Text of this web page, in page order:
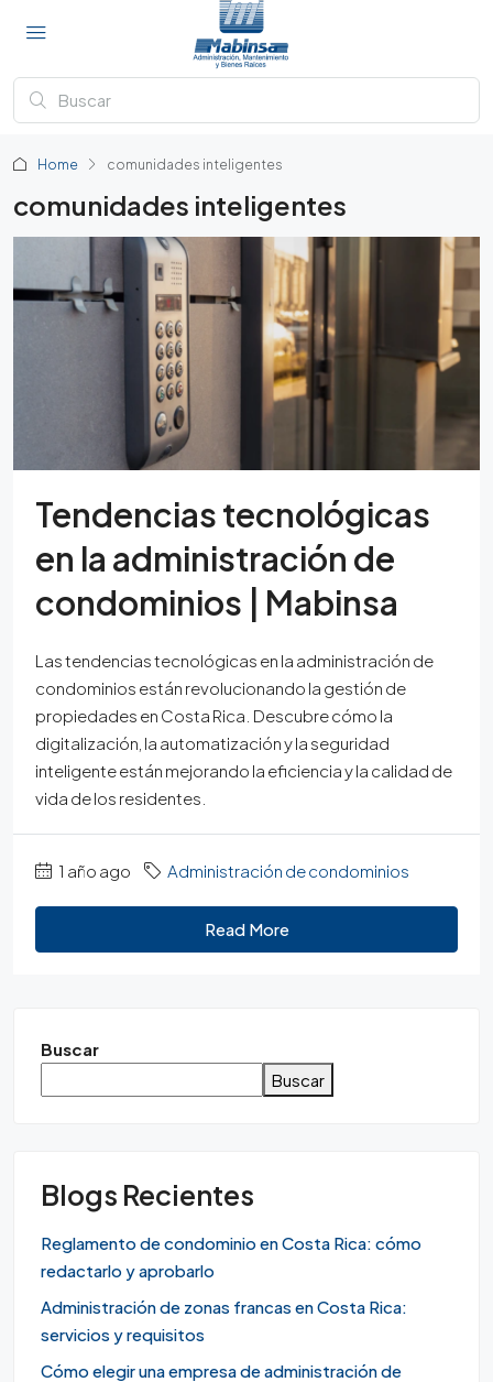
Home comunidades inteligentes
comunidades inteligentes
Tendencias tecnológicas
en la administración de
condominios | Mabinsa
Las tendencias tecnológicas en la administración de
condominios están revolucionando la gestión de
propiedades en Costa Rica. Descubre cómo la
digitalización, la automatización y la seguridad
inteligente están mejorando la eficiencia y la calidad de
vida de los residentes.
1 año ago Administración de condominios
Read More
Buscar
Buscar
Blogs Recientes
Reglamento de condominio en Costa Rica: cómo
redactarlo y aprobarlo
Administración de zonas francas en Costa Rica:
servicios y requisitos
Cómo elegir una empresa de administración de